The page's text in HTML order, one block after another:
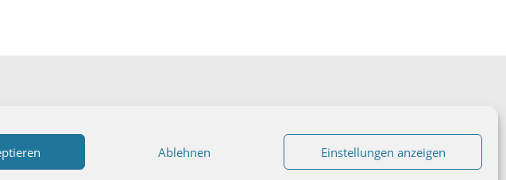
Ablehnen Einstellungen anzeigen